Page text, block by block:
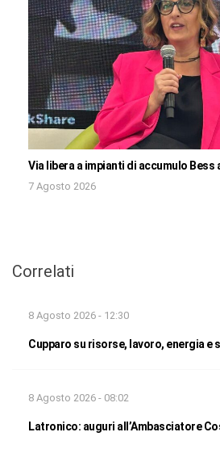
Via libera a impianti di accumulo Bess
7 Agosto 2026
Correlati
8 Agosto 2026 - 12:30
Cupparo su risorse, lavoro, energia e
8 Agosto 2026 - 08:02
Latronico: auguri all’Ambasciatore